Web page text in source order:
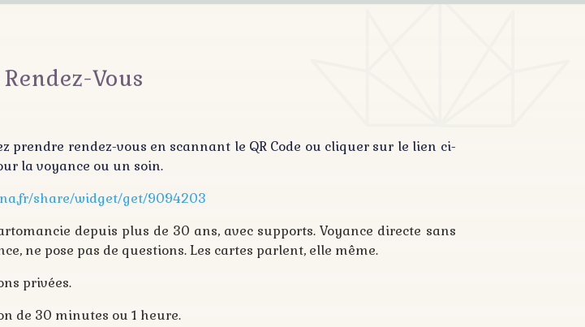
Vous
prendre rendez-vous en scannant le QR Code ou cliquer sur le lien ci-
la voyance ou un soin.
share/widget/get/9094203
depuis plus de 30 ans, avec supports. Voyance directe sans
ne pose pas de questions. Les cartes parlent, elle même.
privées.
de 30 minutes ou 1 heure.